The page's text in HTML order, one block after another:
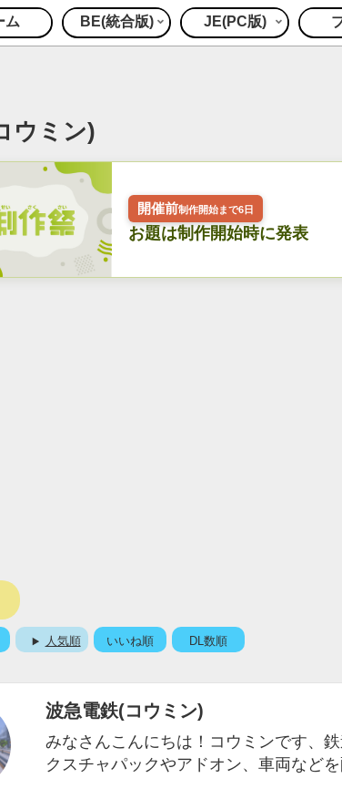
ム BE(統合版) JE(PC版)
ウミン)
開催前制作開始まで6日
お題は制作開始時に発表
人気順 いいね順 DL数順
波急電鉄(コウミン)
みなさんこんにちは！コウミンです、
クスチャパックやアドオン、車両など